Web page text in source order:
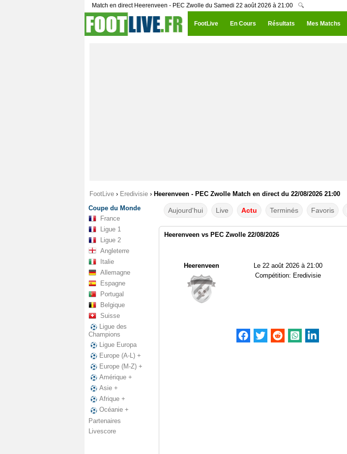
Match en direct Heerenveen - PEC Zwolle du Samedi 22 août 2026 à 21:00 🔍
FootLive En Cours Résultats Mes Matchs
FootLive › Eredivisie › Heerenveen - PEC Zwolle Match en direct du 22/08/2026 21:00
Coupe du Monde
France
Ligue 1
Ligue 2
Angleterre
Italie
Allemagne
Espagne
Portugal
Belgique
Suisse
Ligue des
Champions
Ligue Europa
Europe (A-L) +
Europe (M-Z) +
Amérique +
Asie +
Afrique +
Océanie +
Partenaires
Livescore
Aujourd'hui Live Actu Terminés Favoris
Heerenveen vs PEC Zwolle 22/08/2026
Heerenveen Le 22 août 2026 à 21:00
Compétition: Eredivisie